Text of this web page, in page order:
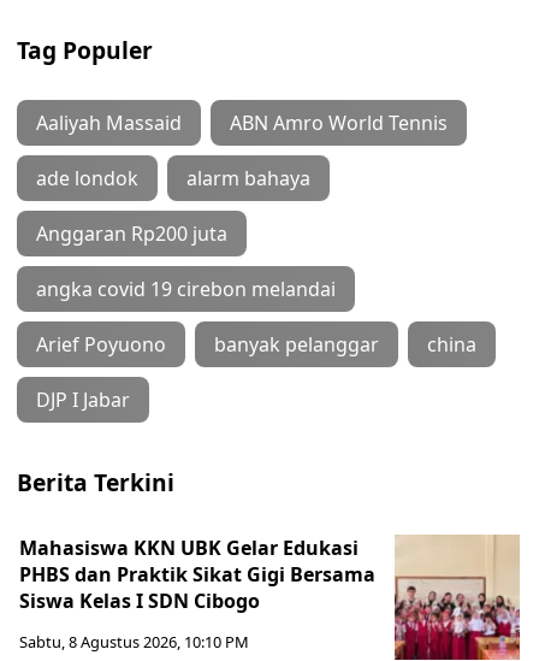
Tag Populer
Aaliyah Massaid ABN Amro World Tennis
ade londok alarm bahaya
Anggaran Rp200 juta
angka covid 19 cirebon melandai
Arief Poyuono banyak pelanggar china
DJP I Jabar
Berita Terkini
Mahasiswa KKN UBK Gelar Edukasi
PHBS dan Praktik Sikat Gigi Bersama
Siswa Kelas I SDN Cibogo
Sabtu, 8 Agustus 2026, 10:10 PM